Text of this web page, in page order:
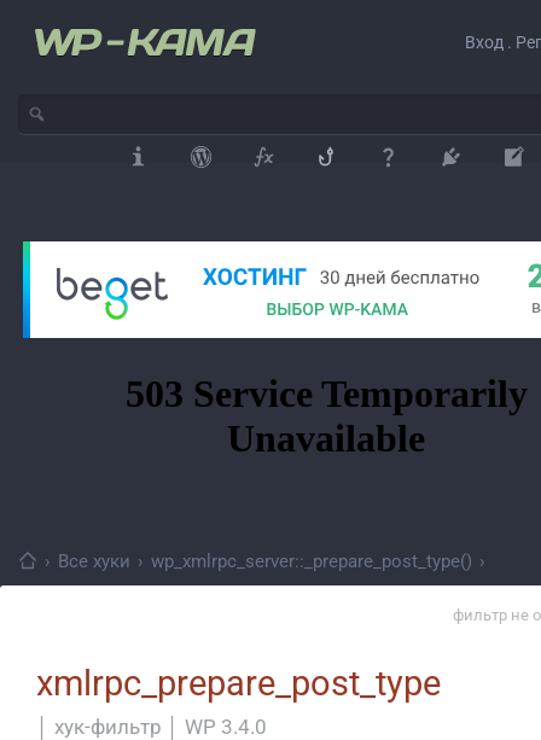
Вход .
› Все хуки › wp_xmlrpc_server::_prepare_post_type() ›
фильтр не
xmlrpc_prepare_post_type
хук-фильтр WP 3.4.0